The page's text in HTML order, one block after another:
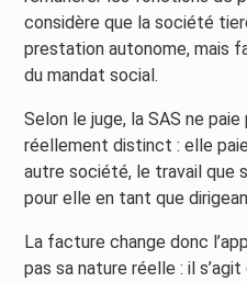
considère que la société
prestation autonome, mais
du mandat social.
Selon le juge, la SAS ne
réellement distinct : elle
autre société, le travail que
pour elle en tant que
La facture change donc
pas sa nature réelle : il